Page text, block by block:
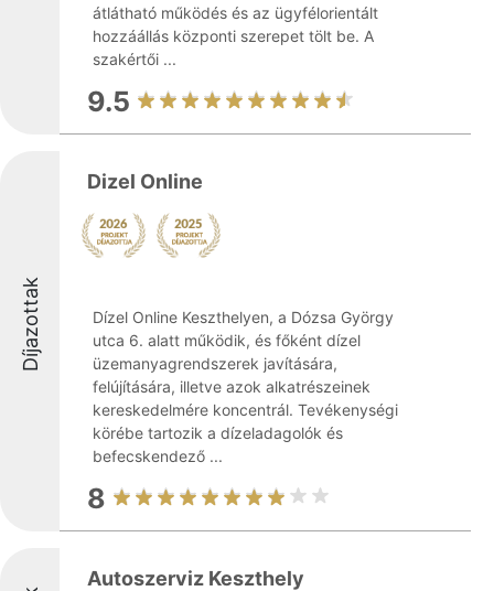
átlátható működés és az ügyfélorientált
hozzáállás központi szerepet tölt be. A
szakértői ...
9.5
Díjazottak
Dizel Online
Dízel Online Keszthelyen, a Dózsa György
utca 6. alatt működik, és főként dízel
üzemanyagrendszerek javítására,
felújítására, illetve azok alkatrészeinek
kereskedelmére koncentrál. Tevékenységi
körébe tartozik a dízeladagolók és
befecskendező ...
8
Autoszerviz Keszthely